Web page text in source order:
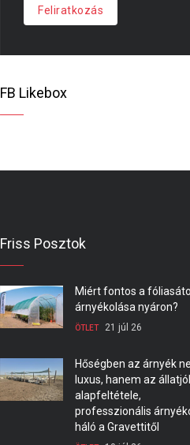
Feliratkozás
FB Likebox
Friss Posztok
Miért fontos a
árnyékolása nyáron?
ÖTLET 21 júl 26
Hőségben az árnyék
luxus, hanem az
alapfeltétele,
professzionális
háló a Gravettitől